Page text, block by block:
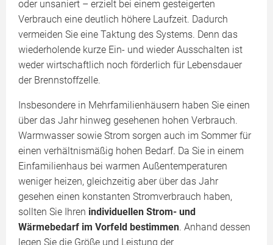
oder unsaniert – erzielt bei einem gesteigerten
Verbrauch eine deutlich höhere Laufzeit. Dadurch
vermeiden Sie eine Taktung des Systems. Denn das
wiederholende kurze Ein- und wieder Ausschalten ist
weder wirtschaftlich noch förderlich für Lebensdauer
der Brennstoffzelle.
Insbesondere in Mehrfamilienhäusern haben Sie einen
über das Jahr hinweg gesehenen hohen Verbrauch.
Warmwasser sowie Strom sorgen auch im Sommer für
einen verhältnismäßig hohen Bedarf. Da Sie in einem
Einfamilienhaus bei warmen Außentemperaturen
weniger heizen, gleichzeitig aber über das Jahr
gesehen einen konstanten Stromverbrauch haben,
sollten Sie Ihren individuellen Strom- und
Wärmebedarf im Vorfeld bestimmen. Anhand dessen
legen Sie die Größe und Leistung der